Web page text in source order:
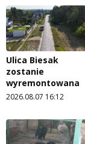
Ulica Biesak
zostanie
wyremontowana
2026.08.07 16:12